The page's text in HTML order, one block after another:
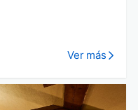
Ver más